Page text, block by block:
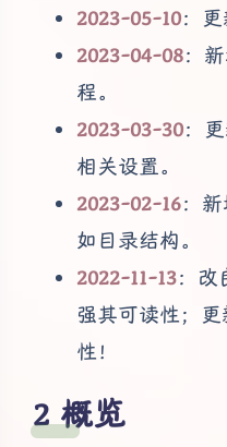
2023-05-10：
2023-04-08：
程。
2023-03-30：
相关设置。
2023-02-16：
如目录结构。
2022-11-13：改
强其可读性；
性！
概览